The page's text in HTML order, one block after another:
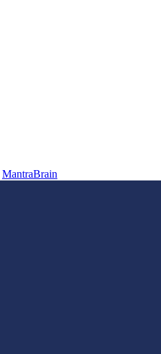
MantraBrain